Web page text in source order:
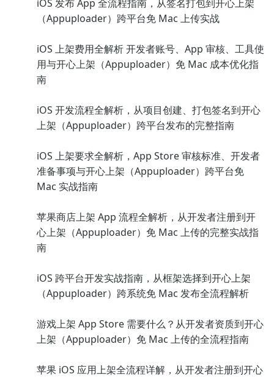
iOS 发布 App 全流程指南，从签名打包到开心上架
（Appuploader）跨平台免 Mac 上传实战
iOS 上架费用全解析 开发者账号、App 审核、工具使
用与开心上架（Appuploader）免 Mac 成本优化指
南
iOS 开发流程全解析，从项目创建、打包签名到开心
上架（Appuploader）跨平台发布的完整指南
iOS 上架要求全解析，App Store 审核标准、开发者
准备事项与开心上架（Appuploader）跨平台免
Mac 实战指南
苹果商店上架 App 流程全解析，从开发者注册到开
心上架（Appuploader）免 Mac 上传的完整实战指
南
iOS 跨平台开发实战指南，从框架选择到开心上架
（Appuploader）跨系统免 Mac 发布全流程解析
游戏上架 App Store 需要什么？从开发者资质到开心
上架（Appuploader）免 Mac 上传的全流程指南
苹果 iOS 应用上架全流程详解，从开发者注册到开心